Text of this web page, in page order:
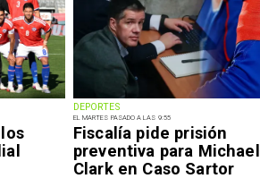
DEPORTES
EL MARTES PASADO A LAS 9:55
Fiscalía pide prisión
preventiva para Michael
Clark en Caso Sartor